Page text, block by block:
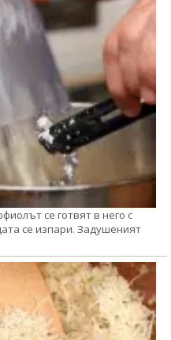
се готвят в него с
се изпари. Задушеният